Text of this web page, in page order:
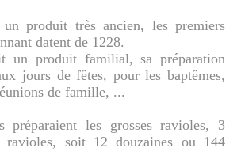
produit très ancien, les premiers
datent de 1228.
un produit familial, sa préparation
jours de fêtes, pour les baptêmes,
de famille, ...
préparaient les grosses ravioles, 3
ravioles, soit 12 douzaines ou 144